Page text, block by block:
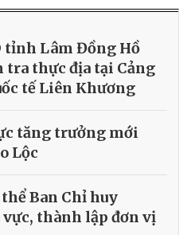
tỉnh Lâm Đồng Hồ
thực địa tại Cảng
tế Liên Khương
tăng trưởng mới
Lộc
Ban Chỉ huy
thành lập đơn vị